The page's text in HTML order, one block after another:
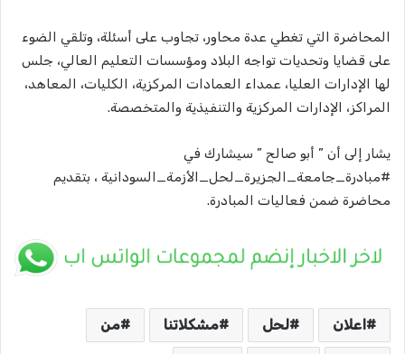
المحاضرة التي تغطي عدة محاور، تجاوب على أسئلة، وتلقي الضوء
على قضايا وتحديات تواجه البلاد ومؤسسات التعليم العالي، جلس
لها الإدارات العليا، عمداء العمادات المركزية، الكليات، المعاهد،
المراكز، الإدارات المركزية والتنفيذية والمتخصصة.
يشار إلى أن ” أبو صالح ” سيشارك في
#مبادرة_جامعة_الجزيرة_لحل_الأزمة_السودانية ، بتقديم
محاضرة ضمن فعاليات المبادرة.
اعلان لحل مشكلاتنا من